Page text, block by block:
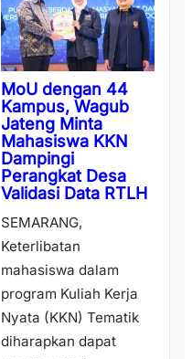
MoU dengan 44
Kampus, Wagub
Jateng Minta
Mahasiswa KKN
Dampingi
Perangkat Desa
Validasi Data RTLH
SEMARANG,
Keterlibatan
mahasiswa dalam
program Kuliah Kerja
Nyata (KKN) Tematik
diharapkan dapat